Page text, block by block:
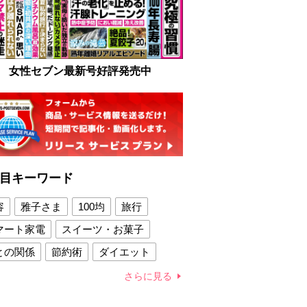
女性セブン最新号好評発売中
キーワード
雅子さま 100均
旅行
ート家電
スイーツ・お菓子
の関係
節約術
ダイエット
さらに見る